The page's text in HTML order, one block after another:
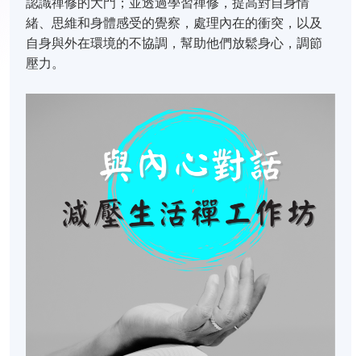
緒、思維和身體感受的覺察，處理內在的衝突，以及
自身與外在環境的不協調，幫助他們放鬆身心，調節
壓力。